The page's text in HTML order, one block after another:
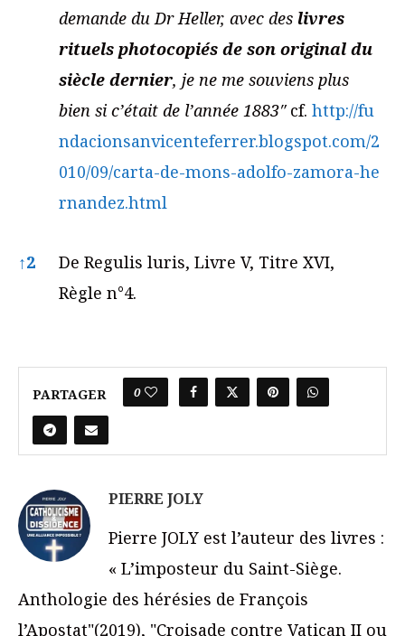
demande du Dr Heller, avec des livres
rituels photocopiés de son original du
siècle dernier, je ne me souviens plus
bien si c’était de l’année 1883″cf. http://fu
ndacionsanvicenteferrer.blogspot.com/2
010/09/carta-de-mons-adolfo-zamora-he
rnandez.html
↑2
De Regulis luris, Livre V, Titre XVI,
Règle n°4.
PARTAGER 0
PIERRE JOLY
Pierre JOLY est l’auteur des livres :
« L’imposteur du Saint-Siège.
Anthologie des hérésies de François
l’Apostat"(2019), "Croisade contre Vatican II ou